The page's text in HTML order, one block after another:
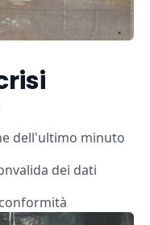
dell'ultimo minuto
dei dati